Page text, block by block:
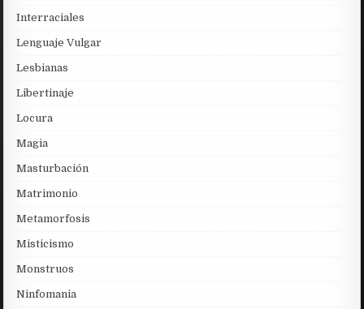
Interraciales
Lenguaje Vulgar
Lesbianas
Libertinaje
Locura
Magia
Masturbación
Matrimonio
Metamorfosis
Misticismo
Monstruos
Ninfomania